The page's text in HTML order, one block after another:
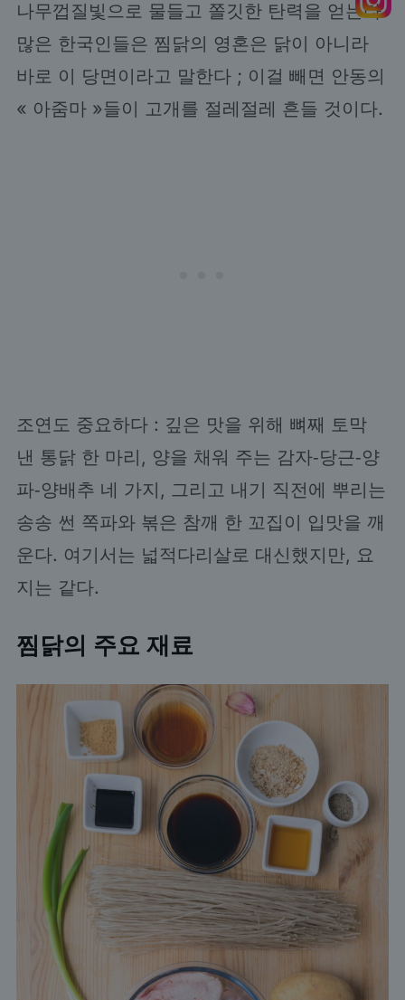
나무껍질빛으로 물들고 쫄깃한 탄력을 얻는다.
많은 한국인들은 찜닭의 영혼은 닭이 아니라
바로 이 당면이라고 말한다 ; 이걸 빼면 안동의
« 아줌마 »들이 고개를 절레절레 흔들 것이다.
조연도 중요하다 : 깊은 맛을 위해 뼈째 토막
낸 통닭 한 마리, 양을 채워 주는 감자‑당근‑양
파‑양배추 네 가지, 그리고 내기 직전에 뿌리는
송송 썬 쪽파와 볶은 참깨 한 꼬집이 입맛을 깨
운다. 여기서는 넓적다리살로 대신했지만, 요
지는 같다.
찜닭의 주요 재료